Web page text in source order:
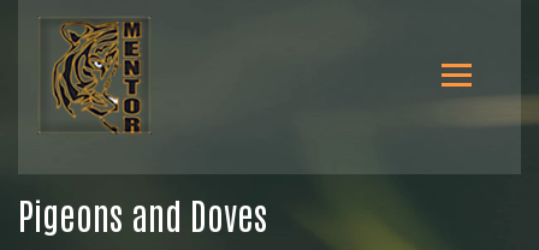
Pigeons and Doves